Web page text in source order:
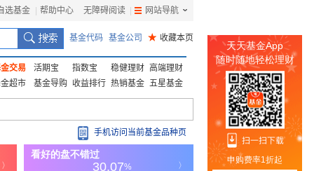
选基金 帮助中心 无障碍阅读 网站导航
基金代码 基金公司 ★ 收藏本页
交易 活期宝 指数宝 稳健理财 高端理财
超市
基金导购 收益排行 热销基金 五星基金
手机访问当前基金品种页